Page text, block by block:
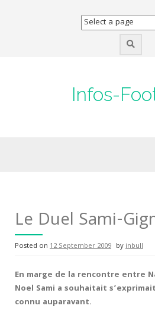
Infos-
Le Duel Sami-
Posted on 12 September 2009 byinbull
En marge de la rencontre entre
Noel Sami a souhaitait
connu auparavant.